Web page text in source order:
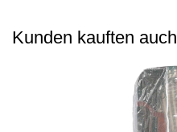
Kunden kauften auch